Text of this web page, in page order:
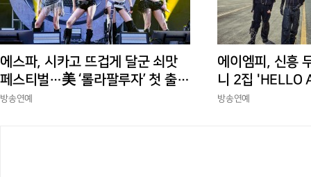
에스파, 시카고 뜨겁게 달군 쇠맛
페스티벌…美 ‘롤라팔루자’ 첫 출격
부터 증명한 존재감
방송연예
에이엠피, 신흥
니 2집 'HELLO
상승세
방송연예